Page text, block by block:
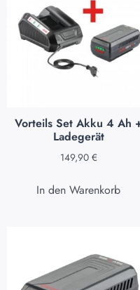
Vorteils Set Akku 4 Ah
Ladegerät
149,90 €
In den Warenkorb